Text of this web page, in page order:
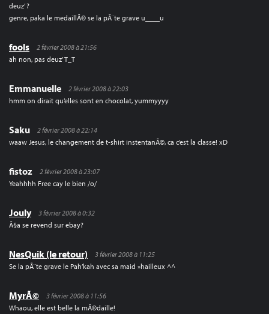
deuz’ ?
genre, paka le medaillÃ© se la pÃ¨te grave u____u
fools
2 février 2008 à 21:56
ah non, pas deuz’ T_T
Emmanuelle
2 février 2008 à 22:03
hmm on dirait qu’elles sont en chocolat, yummyyyy
Saku
2 février 2008 à 22:14
waaw Jesus, le changement de t-shirt instentanÃ©, ca c’est la classe! xD
fistoz
2 février 2008 à 23:07
Yeahhhh Free cay le bien /o/
Jouly
3 février 2008 à 0:32
Ã§a se revend sur ebay?
NesQuik (le retour)
3 février 2008 à 11:25
Se la pÃ¨te grave le Pah’kah avec sa maid »hailleux ^^
MyrÃ©
3 février 2008 à 11:56
Whaou, elle est belle la mÃ©daille!